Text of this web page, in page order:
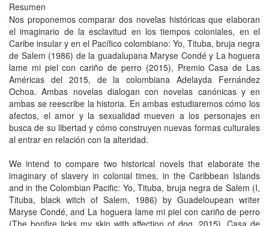
Resumen
Nos proponemos comparar dos novelas históricas que elaboran
el imaginario de la esclavitud en los tiempos coloniales, en el
Caribe insular y en el Pacífico colombiano: Yo, Tituba, bruja negra
de Salem (1986) de la guadalupana Maryse Condé y La hoguera
lame mi piel con cariño de perro (2015), Premio Casa de Las
Américas del 2015, de la colombiana Adelayda Fernández
Ochoa. Ambas novelas dialogan con novelas canónicas y en
ambas se reescribe la historia. En ambas estudiaremos cómo los
afectos, el amor y la sexualidad mueven a los personajes en
busca de su libertad y cómo construyen nuevas formas culturales
al entrar en relación con la alteridad.
We intend to compare two historical novels that elaborate the
imaginary of slavery in colonial times, in the Caribbean Islands
and in the Colombian Pacific: Yo, Tituba, bruja negra de Salem (I,
Tituba, black witch of Salem, 1986) by Guadeloupean writer
Maryse Condé, and La hoguera lame mi piel con cariño de perro
(The bonfire licks my skin with affection of dog, 2015), Casa de